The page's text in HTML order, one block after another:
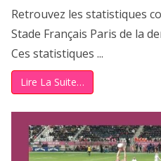
Retrouvez les statistiques
Stade Français Paris de la
Ces statistiques ...
Lire La Suite…